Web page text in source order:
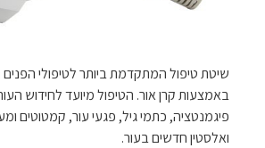
שיטת טיפול המתקדמת ביותר לטיפולי
באמצעות קרן אור. הטיפול מיועד לחידוש
פיגמנטציה, כתמי גיל, פגעי עור, קמטוטים
ואלסטין חדשים בעור.